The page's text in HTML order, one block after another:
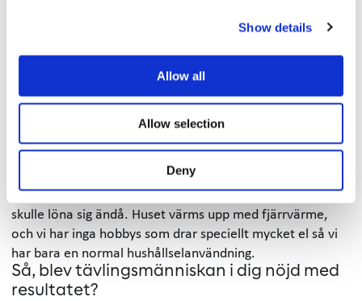
Show details
Allow all
Allow selection
Deny
det mycket bekvämlighet som gör att man slänger in en
större tvättar tjänar man ju även tid på – så det är
sådana, relativt små, saker som jag tycker att man kan
reflektera över.
Är du sugen på att göra någon investering
minskar ytterligare?
– Vi har skog på baksidan av vårt hus så solceller är inte
aktuellt, dessutom har vi inte så stor förbrukning att det
skulle löna sig ändå. Huset värms upp med fjärrvärme,
och vi har inga hobbys som drar speciellt mycket el så vi
har bara en normal hushållselanvändning.
Så, blev tävlingsmänniskan i dig nöjd med
resultatet?